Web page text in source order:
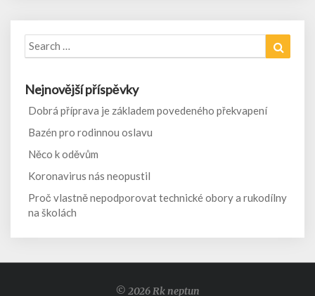
Search
for:
Nejnovější příspěvky
Dobrá příprava je základem povedeného překvapení
Bazén pro rodinnou oslavu
Něco k oděvům
Koronavirus nás neopustil
Proč vlastně nepodporovat technické obory a rukodílny
na školách
© 2026 Rk neptun